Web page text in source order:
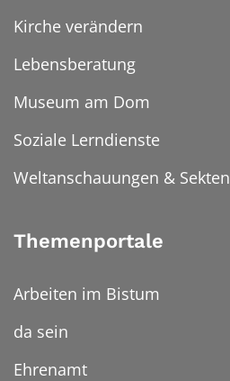
Kirche verändern
Lebensberatung
Museum am Dom
Soziale Lerndienste
Weltanschauungen & Sekten
Themenportale
Arbeiten im Bistum
da sein
Ehrenamt